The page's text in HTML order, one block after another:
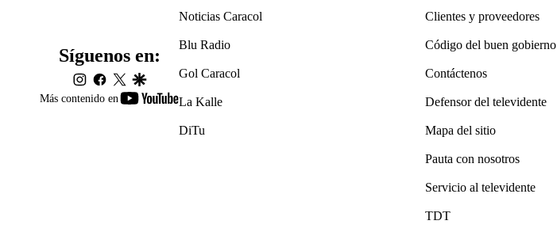
Más contenido en
youtube-
Síguenos en:
instagram
facebook
twittergoogle
Noticias Caracol
Blu Radio
Gol Caracol
La Kalle
DiTu
Clientes y proveedores
Código del buen gobierno
Contáctenos
Defensor del televidente
Mapa del sitio
Pauta con nosotros
Servicio al televidente
TDT